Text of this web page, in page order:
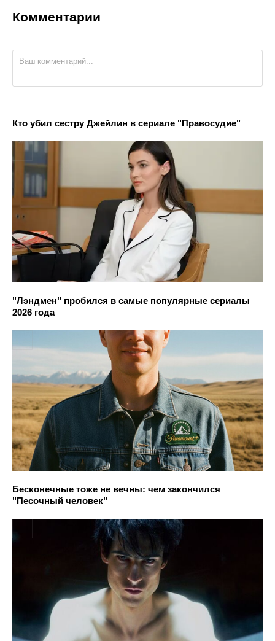
Комментарии
Кто убил сестру Джейлин в сериале "Правосудие"
"Лэндмен" пробился в самые популярные сериалы
2026 года
Бесконечные тоже не вечны: чем закончился
"Песочный человек"